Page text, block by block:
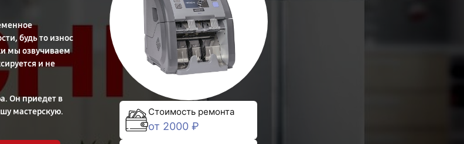
будь то износ
мы озвучиваем
и не
Он приедет в
мастерскую.
Стоимость ремонта
от 2000 ₽